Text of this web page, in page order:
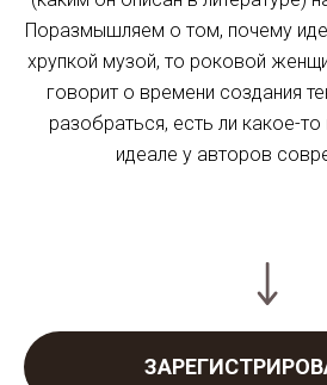
Поразмышляем о том, почему
хрупкой музой, то роковой
говорит о времени создания
разобраться, есть ли какое-
идеале у авторов